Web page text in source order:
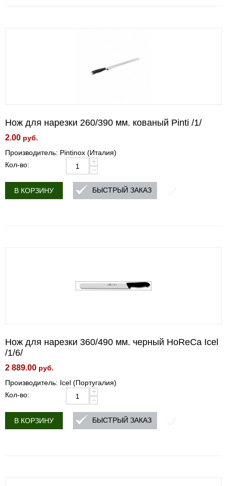
Нож для нарезки 260/390 мм. кованый Pinti /1/
2.00 руб.
Производитель: Pintinox (Италия)
Кол-во:
+
−
В КОРЗИНУ БЫСТРЫЙ ЗАКАЗ
Нож для нарезки 360/490 мм. черный HoReCa Icel
/1/6/
2 889.00 руб.
Производитель: Icel (Португалия)
Кол-во:
+
−
В КОРЗИНУ БЫСТРЫЙ ЗАКАЗ